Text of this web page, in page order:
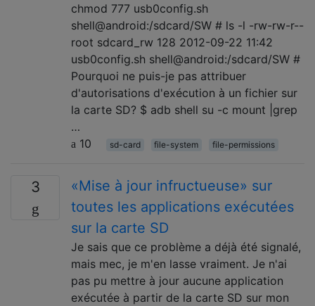
chmod 777 usb0config.sh
shell@android:/sdcard/SW # ls -l -rw-rw-r--
root sdcard_rw 128 2012-09-22 11:42
usb0config.sh shell@android:/sdcard/SW #
Pourquoi ne puis-je pas attribuer
d'autorisations d'exécution à un fichier sur
la carte SD? $ adb shell su -c mount |grep
…
10
sd-card file-system file-permissions
3
«Mise à jour infructueuse» sur
toutes les applications exécutées
sur la carte SD
Je sais que ce problème a déjà été signalé,
mais mec, je m'en lasse vraiment. Je n'ai
pas pu mettre à jour aucune application
exécutée à partir de la carte SD sur mon